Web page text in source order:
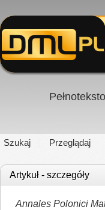
Szukaj Przeglądaj
Artykuł - szczegóły
Annales Polonici